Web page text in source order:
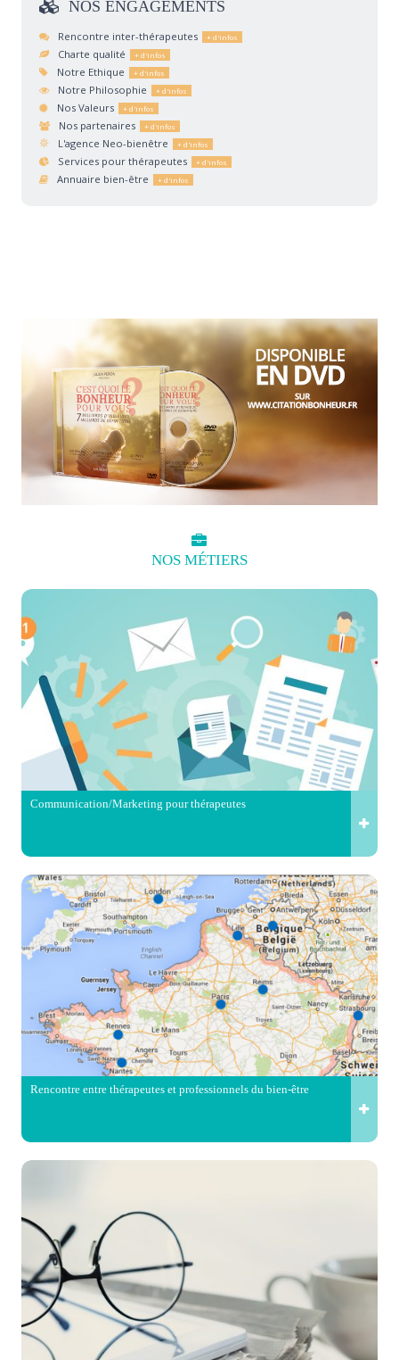
NOS ENGAGEMENTS
Rencontre inter-thérapeutes
Charte qualité
Notre Ethique
Notre Philosophie
Nos Valeurs
Nos partenaires
L'agence Neo-bienêtre
Services pour thérapeutes
Annuaire bien-être
NOS MÉTIERS
Communication/Marketing pour thérapeutes
Rencontre entre thérapeutes et professionnels du bien-être